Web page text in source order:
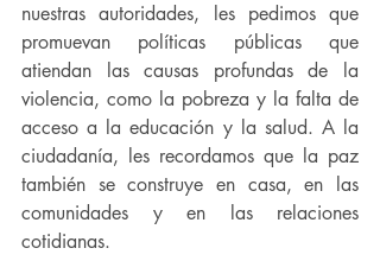
nuestras autoridades, les pedimos que
promuevan políticas públicas que
atiendan las causas profundas de la
violencia, como la pobreza y la falta de
acceso a la educación y la salud. A la
ciudadanía, les recordamos que la paz
también se construye en casa, en las
comunidades y en las relaciones
cotidianas.